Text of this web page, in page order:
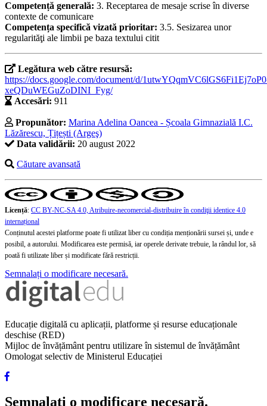
Competență generală: 3. Receptarea de mesaje scrise în diverse
contexte de comunicare
Competența specifică vizată prioritar: 3.5. Sesizarea unor
regularităţi ale limbii pe baza textului citit
Legătura web către resursă:
https://docs.google.com/document/d/
xeQDuWEGuZoDINI_Fyg/
Accesări: 911
Propunător: Marina Adelina Oancea - Școala Gimnazială I.C.
Lăzărescu, Țițești (Argeş)
Data validării: 20 august 2022
Căutare avansată
Licență: CC BY-NC-SA 4.0, Atribuire-necomercial-distribuire în condiţii identice 4.0
internațional
Conținutul acestei platforme poate fi utilizat liber cu condiția menționării sursei și, unde e
posibil, a autorului. Modificarea este permisă, iar operele derivate trebuie, la rândul lor, să
poată fi utilizate liber și modificate fără restricții.
Semnalați o modificare necesară.
Educație digitală cu aplicații, platforme și resurse educaționale
deschise (RED)
Mijloc de învățământ pentru utilizare în sistemul de învățământ
Omologat selectiv de Ministerul Educației
Semnalați o modificare necesară.